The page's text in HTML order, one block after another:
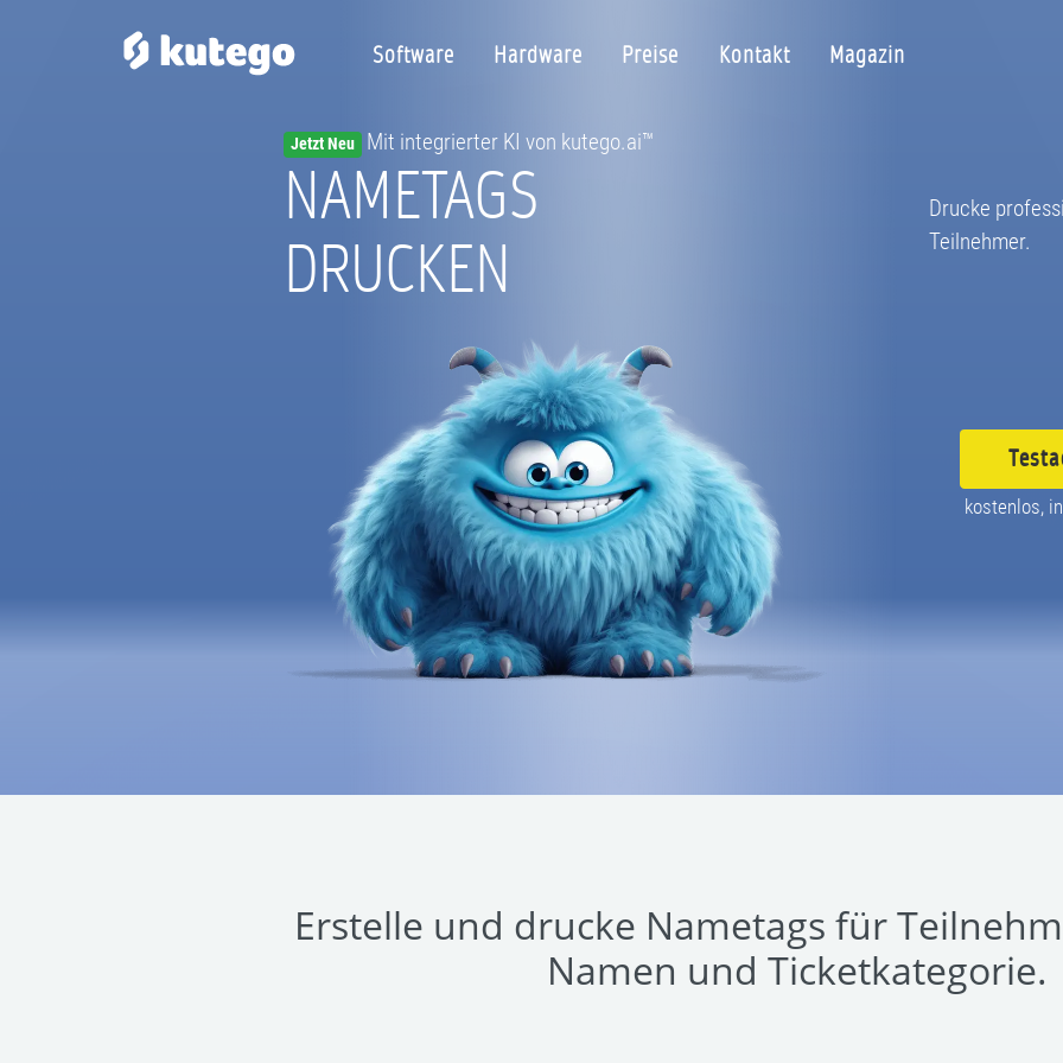
Jetzt Neu Mit integrierter KI von kutego.ai™
NAMETAGS
DRUCKEN
Drucke
Teilnehmer.
kostenlos,
Software Hardware Preise Kontakt Magazin
Erstelle und drucke Nametags für
Namen und Ticketkategorie.